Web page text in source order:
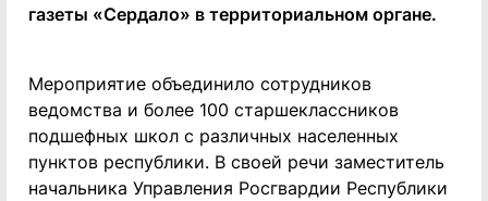
газеты «Сердало» в территориальном органе.
Мероприятие объединило сотрудников
ведомства и более 100 старшеклассников
подшефных школ с различных населенных
пунктов республики. В своей речи заместитель
начальника Управления Росгвардии Республики